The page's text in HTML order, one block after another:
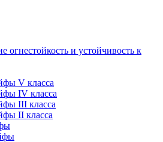
и устойчивость к
V класса
IV класса
III класса
II класса